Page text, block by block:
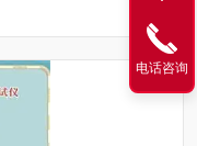
电话咨询